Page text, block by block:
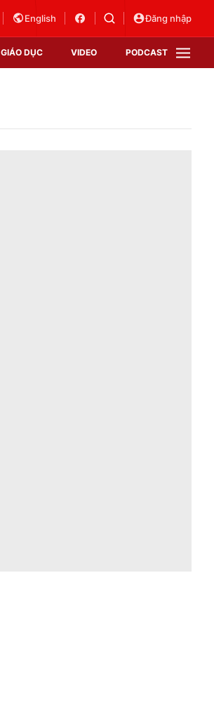
English Đăng nhập
GIÁO DỤC VIDEO PODCAST
VTV Sức khoẻ